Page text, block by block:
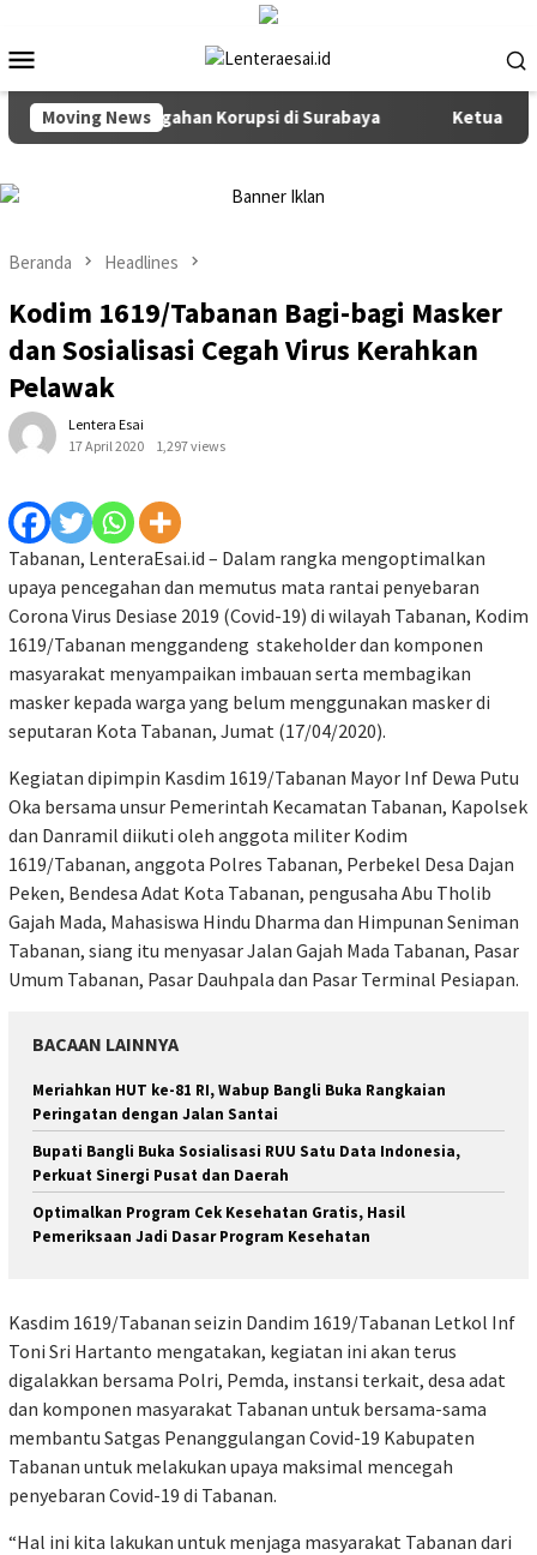
konten
Mobile
Moving News
dan Pencegahan Korupsi di Surabaya Ketua Komisi
Beranda Headlines
Kodim 1619/Tabanan Bagi-bagi Masker
dan Sosialisasi Cegah Virus Kerahkan
Pelawak
Lentera Esai
17 April 2020
1,297 views
Tabanan, LenteraEsai.id – Dalam rangka mengoptimalkan
upaya pencegahan dan memutus mata rantai penyebaran
Corona Virus Desiase 2019 (Covid-19) di wilayah Tabanan, Kodim
1619/Tabanan menggandeng stakeholder dan komponen
masyarakat menyampaikan imbauan serta membagikan
masker kepada warga yang belum menggunakan masker di
seputaran Kota Tabanan, Jumat (17/04/2020).
Kegiatan dipimpin Kasdim 1619/Tabanan Mayor Inf Dewa Putu
Oka bersama unsur Pemerintah Kecamatan Tabanan, Kapolsek
dan Danramil diikuti oleh anggota militer Kodim
1619/Tabanan, anggota Polres Tabanan, Perbekel Desa Dajan
Peken, Bendesa Adat Kota Tabanan, pengusaha Abu Tholib
Gajah Mada, Mahasiswa Hindu Dharma dan Himpunan Seniman
Tabanan, siang itu menyasar Jalan Gajah Mada Tabanan, Pasar
Umum Tabanan, Pasar Dauhpala dan Pasar Terminal Pesiapan.
BACAAN LAINNYA
Meriahkan HUT ke-81 RI, Wabup Bangli Buka Rangkaian
Peringatan dengan Jalan Santai
Bupati Bangli Buka Sosialisasi RUU Satu Data Indonesia,
Perkuat Sinergi Pusat dan Daerah
Optimalkan Program Cek Kesehatan Gratis, Hasil
Pemeriksaan Jadi Dasar Program Kesehatan
Kasdim 1619/Tabanan seizin Dandim 1619/Tabanan Letkol Inf
Toni Sri Hartanto mengatakan, kegiatan ini akan terus
digalakkan bersama Polri, Pemda, instansi terkait, desa adat
dan komponen masyarakat Tabanan untuk bersama-sama
membantu Satgas Penanggulangan Covid-19 Kabupaten
Tabanan untuk melakukan upaya maksimal mencegah
penyebaran Covid-19 di Tabanan.
“Hal ini kita lakukan untuk menjaga masyarakat Tabanan dari